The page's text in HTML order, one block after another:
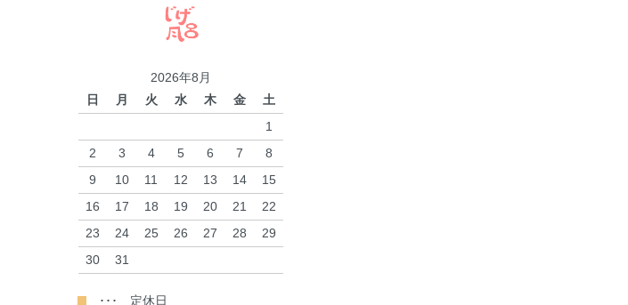
2026年8月
日
月 火 水 木 金
土
1
2
3 4 5 6 7
8
9
10 11 12 13 14
15
16
17 18 19 20 21
22
23
24 25 26 27 28
29
30
31
･･･ 定休日